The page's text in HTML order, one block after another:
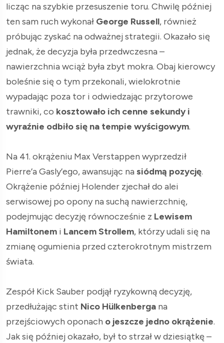
licząc na szybkie przesuszenie toru. Chwilę później
ten sam ruch wykonał George Russell, również
próbując zyskać na odważnej strategii. Okazało się
jednak, że decyzja była przedwczesna –
nawierzchnia wciąż była zbyt mokra. Obaj kierowcy
boleśnie się o tym przekonali, wielokrotnie
wypadając poza tor i odwiedzając przytorowe
trawniki, co kosztowało ich cenne sekundy i
wyraźnie odbiło się na tempie wyścigowym.
Na 41. okrążeniu Max Verstappen wyprzedził
Pierre’a Gasly’ego, awansując na siódmą pozycję.
Okrążenie później Holender zjechał do alei
serwisowej po opony na suchą nawierzchnię,
podejmując decyzję równocześnie z Lewisem
Hamiltonem i Lancem Strollem, którzy udali się na
zmianę ogumienia przed czterokrotnym mistrzem
świata.
Zespół Kick Sauber podjął ryzykowną decyzję,
przedłużając stint Nico Hülkenberga na
przejściowych oponach o jeszcze jedno okrążenie.
Jak się później okazało, był to strzał w dziesiątkę –